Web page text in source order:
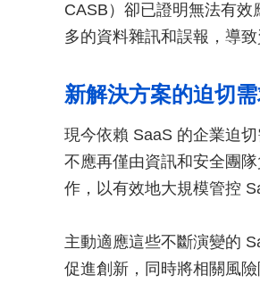
CASB）卻已證明無法有
多的資料雜訊和誤報，導
新解決方案的迫切
現今依賴 SaaS 的企業迫
不應再僅由資訊和安全團
作，以有效地大規模管控
主動適應這些不斷演變的
促進創新，同時將相關風險